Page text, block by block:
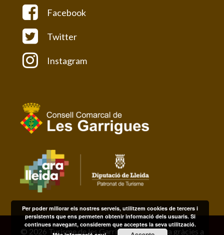
Facebook
Twitter
Instagram
© 2026 Turisme de les Garrigues• Funciona gràcies a
Per poder millorar els nostres serveis, utilitzem cookies de tercers i
persistents que ens permeten obtenir informació dels usuaris. Si
continues navegant, considerem que acceptes la seva utilització.